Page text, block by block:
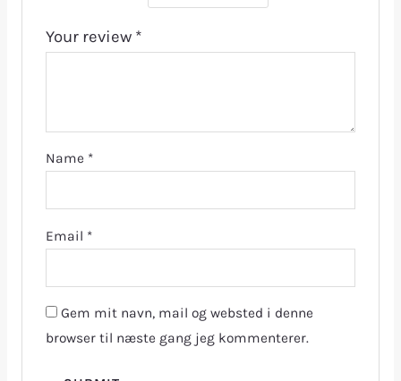
Your review *
Name *
Email *
Gem mit navn, mail og websted i denne
browser til næste gang jeg kommenterer.